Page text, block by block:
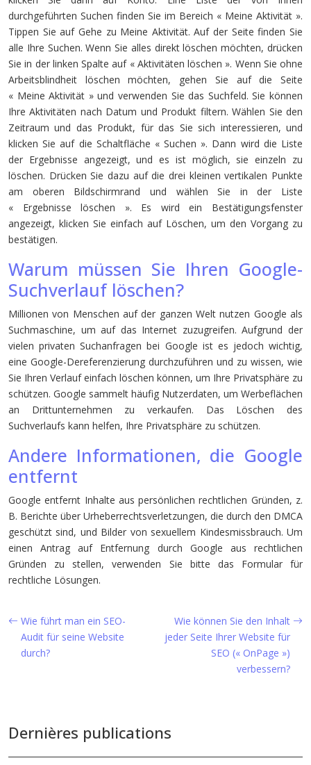
durchgeführten Suchen finden Sie im Bereich « Meine Aktivität ».
Tippen Sie auf Gehe zu Meine Aktivität. Auf der Seite finden Sie
alle Ihre Suchen. Wenn Sie alles direkt löschen möchten, drücken
Sie in der linken Spalte auf « Aktivitäten löschen ». Wenn Sie ohne
Arbeitsblindheit löschen möchten, gehen Sie auf die Seite
« Meine Aktivität » und verwenden Sie das Suchfeld. Sie können
Ihre Aktivitäten nach Datum und Produkt filtern. Wählen Sie den
Zeitraum und das Produkt, für das Sie sich interessieren, und
klicken Sie auf die Schaltfläche « Suchen ». Dann wird die Liste
der Ergebnisse angezeigt, und es ist möglich, sie einzeln zu
löschen. Drücken Sie dazu auf die drei kleinen vertikalen Punkte
am oberen Bildschirmrand und wählen Sie in der Liste
« Ergebnisse löschen ». Es wird ein Bestätigungsfenster
angezeigt, klicken Sie einfach auf Löschen, um den Vorgang zu
bestätigen.
Warum müssen Sie Ihren Google-
Suchverlauf löschen?
Millionen von Menschen auf der ganzen Welt nutzen Google als
Suchmaschine, um auf das Internet zuzugreifen. Aufgrund der
vielen privaten Suchanfragen bei Google ist es jedoch wichtig,
eine Google-Dereferenzierung durchzuführen und zu wissen, wie
Sie Ihren Verlauf einfach löschen können, um Ihre Privatsphäre zu
schützen. Google sammelt häufig Nutzerdaten, um Werbeflächen
an Drittunternehmen zu verkaufen. Das Löschen des
Suchverlaufs kann helfen, Ihre Privatsphäre zu schützen.
Andere Informationen, die Google
entfernt
Google entfernt Inhalte aus persönlichen rechtlichen Gründen, z.
B. Berichte über Urheberrechtsverletzungen, die durch den DMCA
geschützt sind, und Bilder von sexuellem Kindesmissbrauch. Um
einen Antrag auf Entfernung durch Google aus rechtlichen
Gründen zu stellen, verwenden Sie bitte das Formular für
rechtliche Lösungen.
Wie führt man ein SEO-
Audit für seine Website
durch?
Wie können Sie den Inhalt
jeder Seite Ihrer Website für
SEO (« OnPage »)
verbessern?
Dernières publications